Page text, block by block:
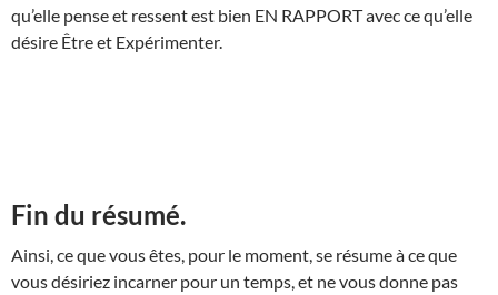
qu’elle pense et ressent est bien EN RAPPORT avec ce qu’elle
désire Être et Expérimenter.
Fin du résumé.
Ainsi, ce que vous êtes, pour le moment, se résume à ce que
vous désiriez incarner pour un temps, et ne vous donne pas